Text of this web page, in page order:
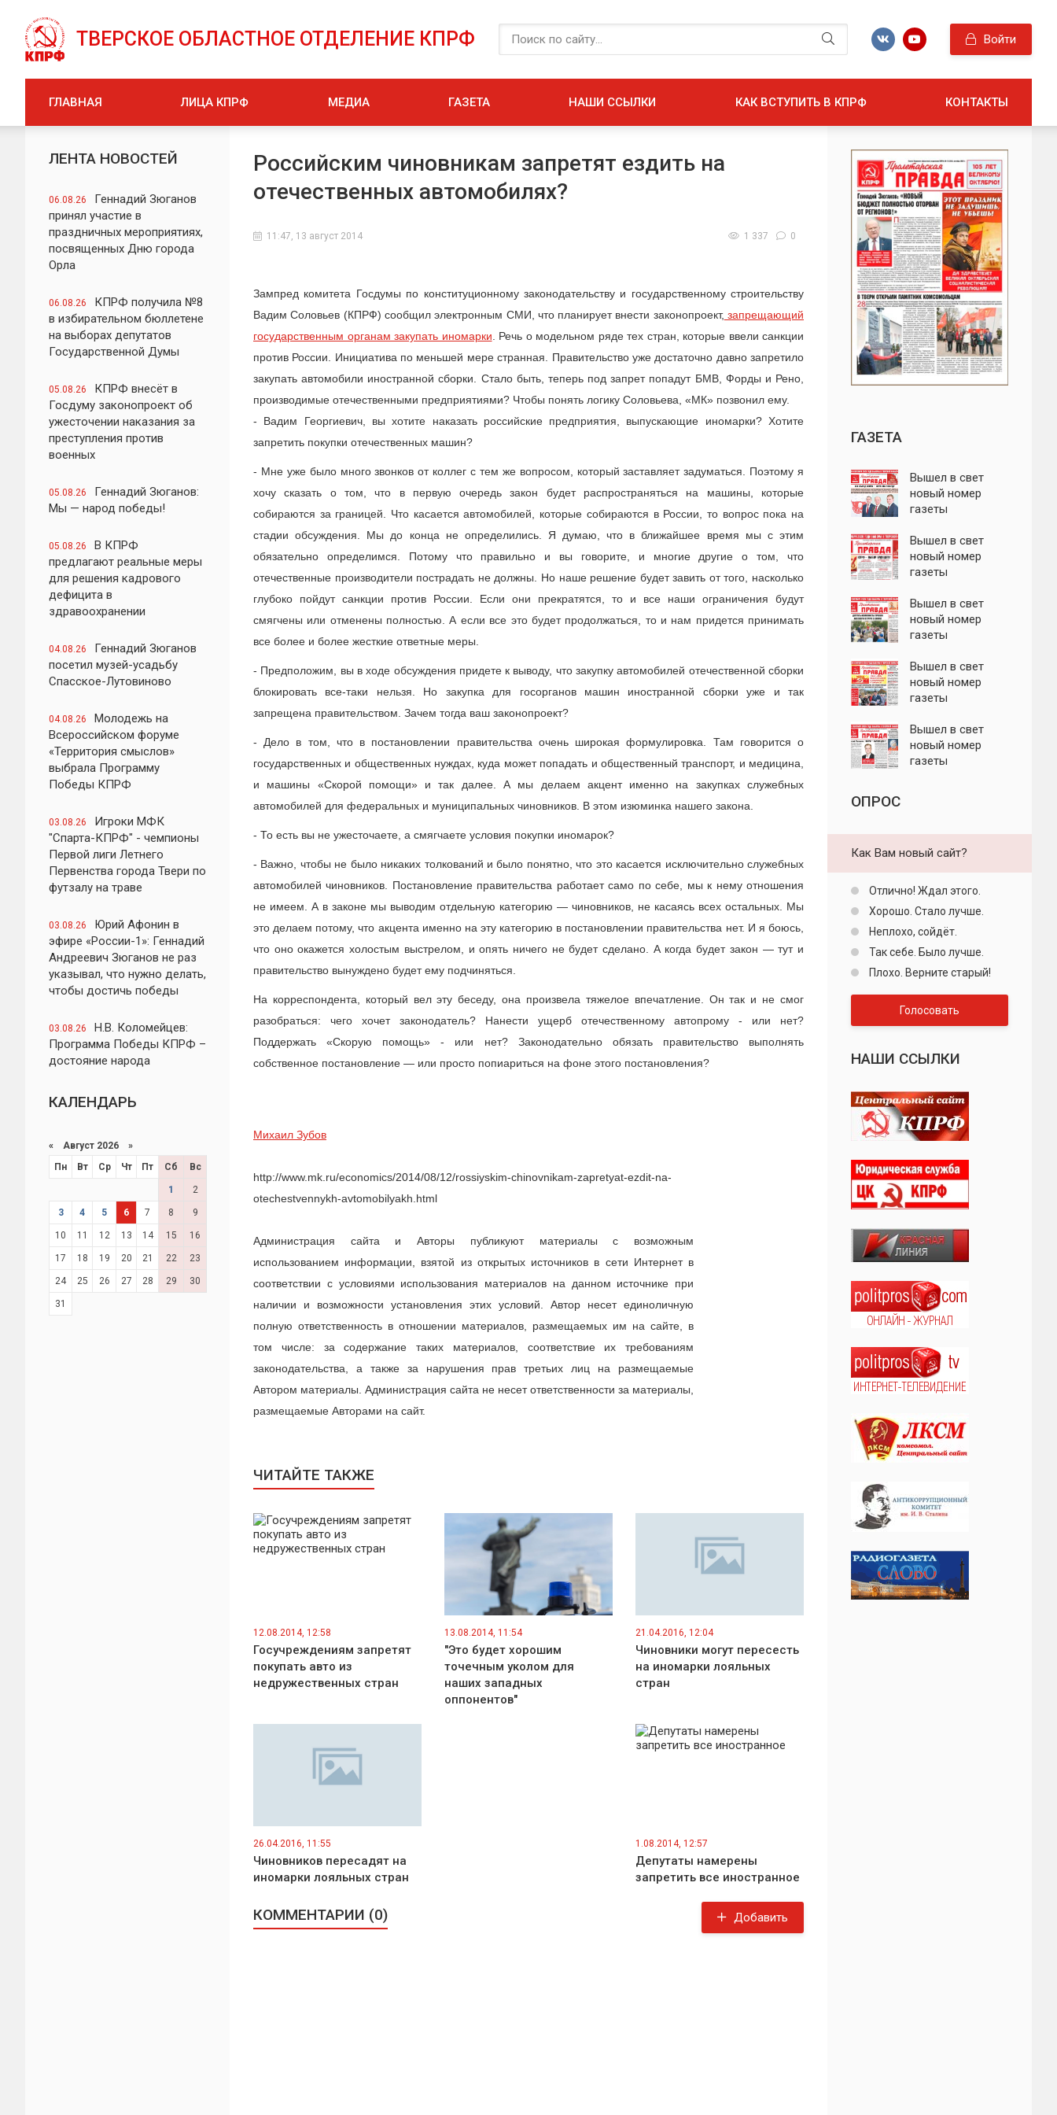
ТВЕРСКОЕ ОБЛАСТНОЕ ОТДЕЛЕНИЕ КПРФ Войти
ГЛАВНАЯ ЛИЦА КПРФ МЕДИА ГАЗЕТА НАШИ ССЫЛКИ КАК ВСТУПИТЬ В КПРФ КОНТАКТЫ
ЛЕНТА НОВОСТЕЙ
06.08.26
Геннадий Зюганов
принял участие в
праздничных мероприятиях,
посвященных Дню города
Орла
06.08.26
КПРФ получила №8
в избирательном бюллетене
на выборах депутатов
Государственной Думы
05.08.26
КПРФ внесёт в
Госдуму законопроект об
ужесточении наказания за
преступления против
военных
05.08.26
Геннадий Зюганов:
Мы — народ победы!
05.08.26
В КПРФ
предлагают реальные меры
для решения кадрового
дефицита в
здравоохранении
04.08.26
Геннадий Зюганов
посетил музей-усадьбу
Спасское-Лутовиново
04.08.26
Молодежь на
Всероссийском форуме
«Территория смыслов»
выбрала Программу
Победы КПРФ
03.08.26
Игроки МФК
"Спарта-КПРФ" - чемпионы
Первой лиги Летнего
Первенства города Твери по
футзалу на траве
03.08.26
Юрий Афонин в
эфире «России-1»: Геннадий
Андреевич Зюганов не раз
указывал, что нужно делать,
чтобы достичь победы
03.08.26
Н.В. Коломейцев:
Программа Победы КПРФ –
достояние народа
КАЛЕНДАРЬ
« Август 2026 »
Пн
Вт Ср Чт Пт Сб Вс
1 2
3 4 5 6 7 8 9
10 11 12 13 14 15 16
17 18 19 20 21 22 23
24 25 26 27 28 29 30
31
Российским чиновникам запретят ездить на
отечественных автомобилях?
11:47, 13 август 2014 1 337 0
Зампред комитета Госдумы по конституционному законодательству и государственному строительству
Вадим Соловьев (КПРФ) сообщил электронным СМИ, что планирует внести законопроект, запрещающий
государственным органам закупать иномарки . Речь о модельном ряде тех стран, которые ввели санкции
против России. Инициатива по меньшей мере странная. Правительство уже достаточно давно запретило
закупать автомобили иностранной сборки. Стало быть, теперь под запрет попадут БМВ, Форды и Рено,
производимые отечественными предприятиями? Чтобы понять логику Соловьева, «МК» позвонил ему.
- Вадим Георгиевич, вы хотите наказать российские предприятия, выпускающие иномарки? Хотите
запретить покупки отечественных машин?
- Мне уже было много звонков от коллег с тем же вопросом, который заставляет задуматься. Поэтому я
хочу сказать о том, что в первую очередь закон будет распространяться на машины, которые
собираются за границей. Что касается автомобилей, которые собираются в России, то вопрос пока на
стадии обсуждения. Мы до конца не определились. Я думаю, что в ближайшее время мы с этим
обязательно определимся. Потому что правильно и вы говорите, и многие другие о том, что
отечественные производители пострадать не должны. Но наше решение будет завить от того, насколько
глубоко пойдут санкции против России. Если они прекратятся, то и все наши ограничения будут
смягчены или отменены полностью. А если все это будет продолжаться, то и нам придется принимать
все более и более жесткие ответные меры.
- Предположим, вы в ходе обсуждения придете к выводу, что закупку автомобилей отечественной сборки
блокировать все-таки нельзя. Но закупка для госорганов машин иностранной сборки уже и так
запрещена правительством. Зачем тогда ваш законопроект?
- Дело в том, что в постановлении правительства очень широкая формулировка. Там говорится о
государственных и общественных нуждах, куда может попадать и общественный транспорт, и медицина,
и машины «Скорой помощи» и так далее. А мы делаем акцент именно на закупках служебных
автомобилей для федеральных и муниципальных чиновников. В этом изюминка нашего закона.
- То есть вы не ужесточаете, а смягчаете условия покупки иномарок?
- Важно, чтобы не было никаких толкований и было понятно, что это касается исключительно служебных
автомобилей чиновников. Постановление правительства работает само по себе, мы к нему отношения
не имеем. А в законе мы выводим отдельную категорию — чиновников, не касаясь всех остальных. Мы
это делаем потому, что акцента именно на эту категорию в постановлении правительства нет. И я боюсь,
что оно окажется холостым выстрелом, и опять ничего не будет сделано. А когда будет закон — тут и
правительство вынуждено будет ему подчиняться.
На корреспондента, который вел эту беседу, она произвела тяжелое впечатление. Он так и не смог
разобраться: чего хочет законодатель? Нанести ущерб отечественному автопрому - или нет?
Поддержать «Скорую помощь» - или нет? Законодательно обязать правительство выполнять
собственное постановление — или просто попиариться на фоне этого постановления?
Михаил Зубов
http://www.mk.ru/economics/2014/08/12/rossiyskim-chinovnikam-zapretyat-ezdit-na-
otechestvennykh-avtomobilyakh.html
Администрация сайта и Авторы публикуют материалы с возможным
использованием информации, взятой из открытых источников в сети Интернет в
соответствии с условиями использования материалов на данном источнике при
наличии и возможности установления этих условий. Автор несет единоличную
полную ответственность в отношении материалов, размещаемых им на сайте, в
том числе: за содержание таких материалов, соответствие их требованиям
законодательства, а также за нарушения прав третьих лиц на размещаемые
Автором материалы. Администрация сайта не несет ответственности за материалы,
размещаемые Авторами на сайт.
ЧИТАЙТЕ ТАКЖЕ
12.08.2014, 12:58
Госучреждениям запретят
покупать авто из
недружественных стран
13.08.2014, 11:54
"Это будет хорошим
точечным уколом для
наших западных
оппонентов"
21.04.2016, 12:04
Чиновники могут пересесть
на иномарки лояльных
стран
26.04.2016, 11:55
Чиновников пересадят на
иномарки лояльных стран
1.08.2014, 12:57
Депутаты намерены
запретить все иностранное
КОММЕНТАРИИ (0) Добавить
ГАЗЕТА
Вышел в свет
новый номер
газеты
правда"
Вышел в свет
новый номер
газеты
правда"
Вышел в свет
новый номер
газеты
правда"
Вышел в свет
новый номер
газеты
правда"
Вышел в свет
новый номер
газеты
ОПРОС
Как Вам новый сайт?
Отлично! Ждал этого.
Хорошо. Стало лучше.
Неплохо, сойдёт.
Так себе. Было лучше.
Плохо. Верните старый!
Голосовать
НАШИ ССЫЛКИ